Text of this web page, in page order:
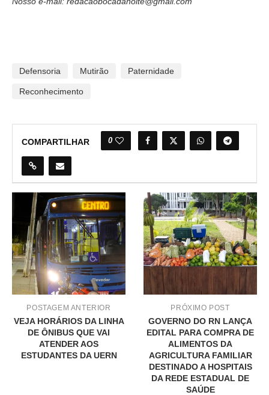
Defensoria Mutirão Paternidade
Reconhecimento
COMPARTILHAR 0
POSTAGEM ANTERIOR
VEJA HORÁRIOS DA LINHA
DE ÔNIBUS QUE VAI
ATENDER AOS
ESTUDANTES DA UERN
PRÓXIMO POST
GOVERNO DO RN LANÇA
EDITAL PARA COMPRA DE
ALIMENTOS DA
AGRICULTURA FAMILIAR
DESTINADO A HOSPITAIS
DA REDE ESTADUAL DE
SAÚDE